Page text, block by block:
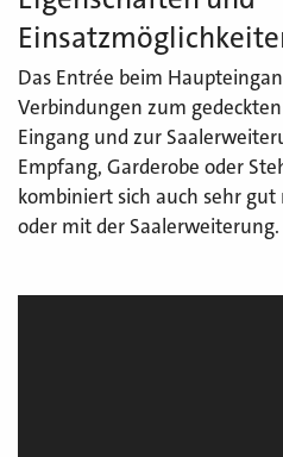
Das Entrée beim
Verbindungen zum
Eingang und zur
Empfang, Garderobe oder
kombiniert sich auch sehr
oder mit der Saalerweiterung.